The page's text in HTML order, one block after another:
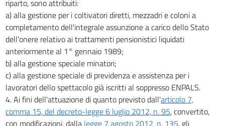
riparto, sono attribuiti:
a) alla gestione per i coltivatori diretti, mezzadri e coloni a
completamento dell'integrale assunzione a carico dello Stato
dell'onere relativo ai trattamenti pensionistici liquidati
anteriormente al 1° gennaio 1989;
b) alla gestione speciale minatori;
c) alla gestione speciale di previdenza e assistenza per i
lavoratori dello spettacolo già iscritti al soppresso ENPALS.
4. Ai fini dell'attuazione di quanto previsto dall'articolo 7,
comma 15, del decreto-legge 6 luglio 2012, n. 95, convertito,
con modificazioni, dalla legge 7 agosto 2012, n. 135, gli